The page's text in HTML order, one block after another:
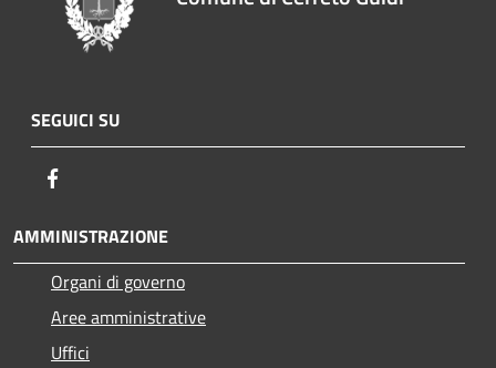
SEGUICI SU
AMMINISTRAZIONE
Organi di governo
Aree amministrative
Uffici